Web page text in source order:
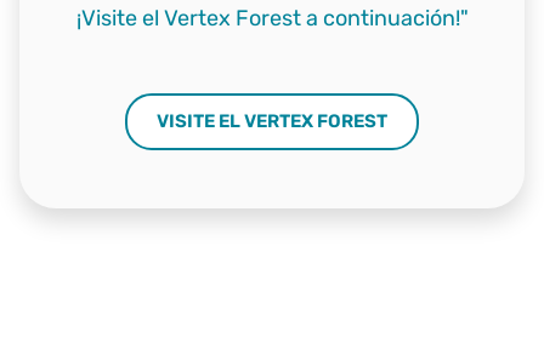
¡Visite el Vertex Forest a continuación!"
VISITE EL VERTEX FOREST